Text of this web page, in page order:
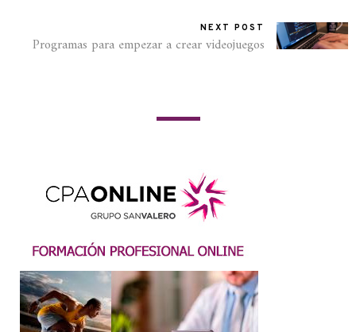
NEXT POST
Programas para empezar a crear videojuegos